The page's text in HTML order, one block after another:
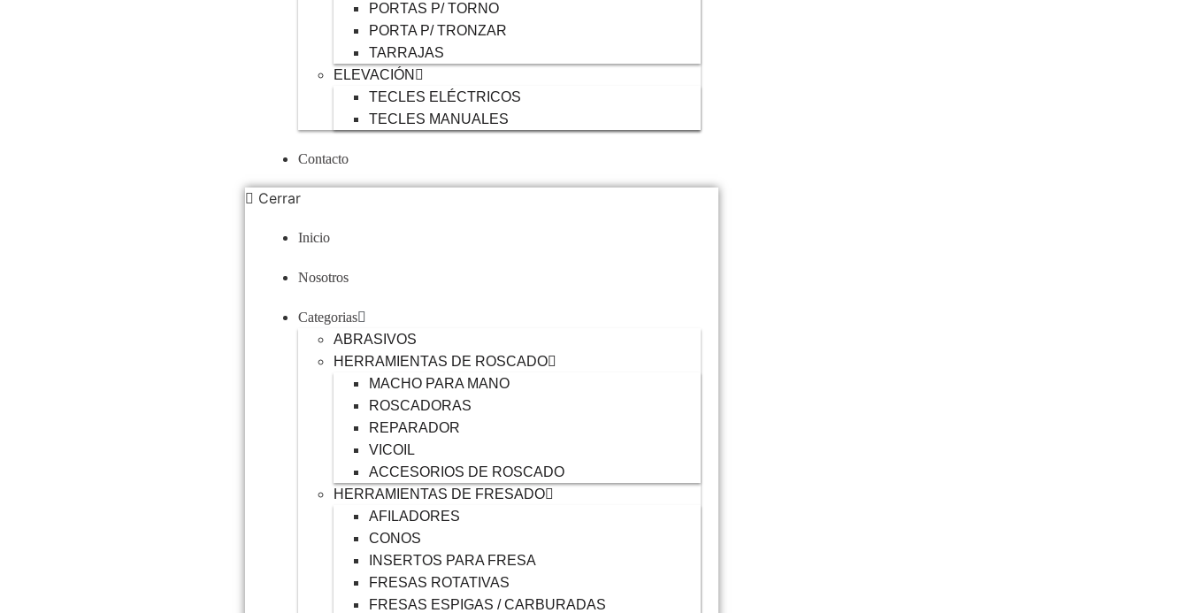
PORTAS P/ TORNO
PORTA P/ TRONZAR
TARRAJAS
ELEVACIÓN
TECLES ELÉCTRICOS
TECLES MANUALES
Contacto
Cerrar
Inicio
Nosotros
Categorias
ABRASIVOS
HERRAMIENTAS DE ROSCADO
MACHO PARA MANO
ROSCADORAS
REPARADOR
VICOIL
ACCESORIOS DE ROSCADO
HERRAMIENTAS DE FRESADO
AFILADORES
CONOS
INSERTOS PARA FRESA
FRESAS ROTATIVAS
FRESAS ESPIGAS / CARBURADAS